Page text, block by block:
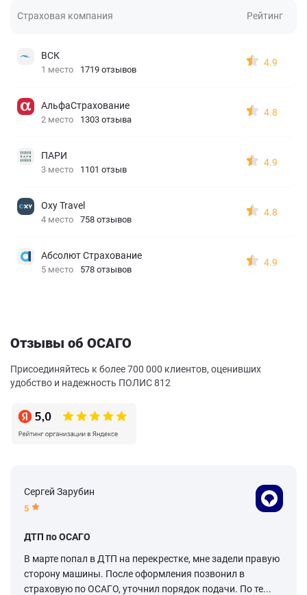
Страховая компания Рейтинг
ВСК
1 место 1719 отзывов
4.9
АльфаСтрахование
2 место 1303 отзыва
4.8
ПАРИ
3 место 1101 отзыв
4.9
Oxy Travel
4 место 758 отзывов
4.8
Абсолют Страхование
5 место 578 отзывов
4.9
Отзывы об ОСАГО
Присоединяйтесь к более 700 000 клиентов, оценивших
удобство и надежность ПОЛИС 812
Сергей Зарубин
5
ДТП по ОСАГО
В марте попал в ДТП на перекрестке, мне задели правую
сторону машины. После оформления позвонил в
страховую по ОСАГО, уточнил порядок подачи. По те...